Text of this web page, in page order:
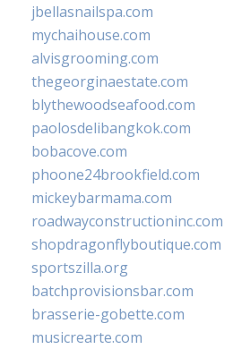
jbellasnailspa.com
mychaihouse.com
alvisgrooming.com
thegeorginaestate.com
blythewoodseafood.com
paolosdelibangkok.com
bobacove.com
phoone24brookfield.com
mickeybarmama.com
roadwayconstructioninc.com
shopdragonflyboutique.com
sportszilla.org
batchprovisionsbar.com
brasserie-gobette.com
musicrearte.com